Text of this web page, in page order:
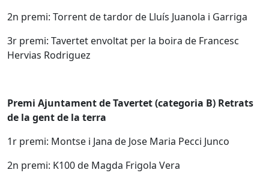
2n premi: Torrent de tardor de Lluís Juanola i Garriga
3r premi: Tavertet envoltat per la boira de Francesc
Hervias Rodriguez
Premi Ajuntament de Tavertet (categoria B) Retrats
de la gent de la terra
1r premi: Montse i Jana de Jose Maria Pecci Junco
2n premi: K100 de Magda Frigola Vera